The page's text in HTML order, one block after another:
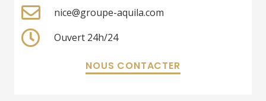
nice@groupe-aquila.com
Ouvert 24h/24
NOUS CONTACTER